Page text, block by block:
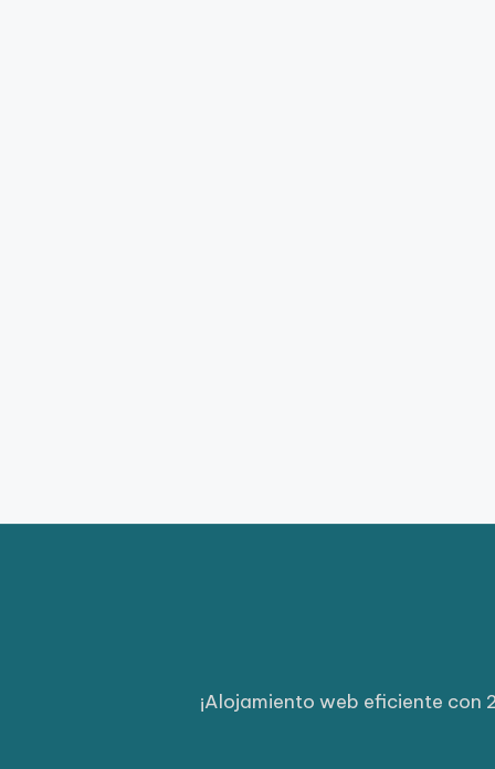
¡Alojamiento web eficiente con